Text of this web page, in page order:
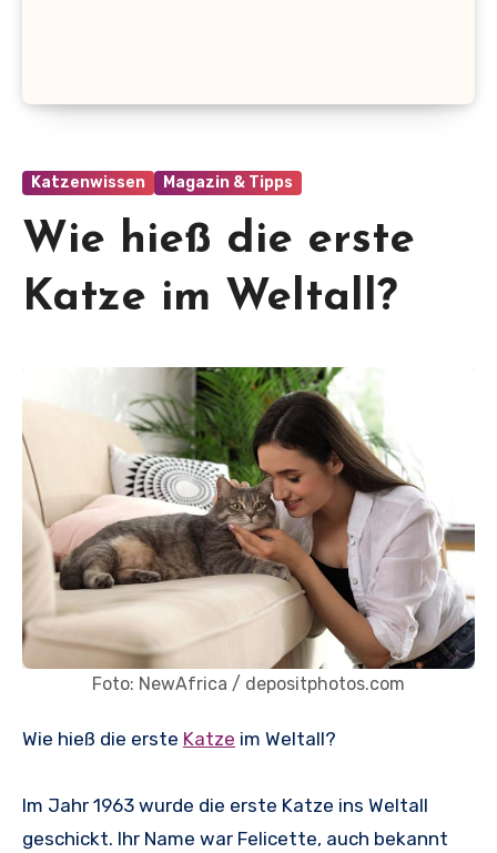
Katzenwissen Magazin & Tipps
Wie hieß die erste
Katze im Weltall?
Foto: NewAfrica / depositphotos.com
Wie hieß die erste Katze im Weltall?
Im Jahr 1963 wurde die erste Katze ins Weltall
geschickt. Ihr Name war Felicette, auch bekannt